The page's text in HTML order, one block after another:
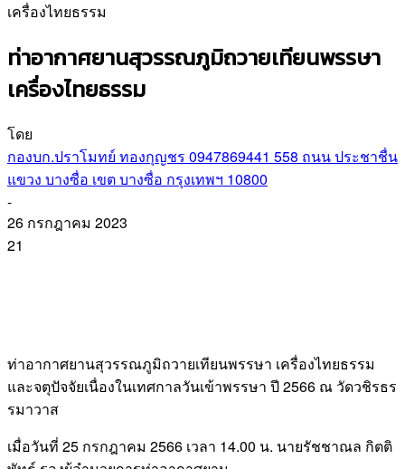
เครื่องไทยธรรม
ท่าอากาศยานสุวรรณภูมิถวายเทียนพรรษา
เครื่องไทยธรรม
โดย
กองบก.ปราโมทย์ ทองกุญชร 0947869441 558 ถนน ประชาชื่น
แขวง บางซื่อ เขต บางซื่อ กรุงเทพฯ 10800
-
26 กรกฎาคม 2023
21
ท่าอากาศยานสุวรรณภูมิถวายเทียนพรรษา เครื่องไทยธรรม
และจตุปัจจัยเนื่องในเทศกาลวันเข้าพรรษา ปี 2566 ณ วัดวชิรธร
รมาวาส
เมื่อวันที่ 25 กรกฎาคม 2566 เวลา 14.00 น. นายรัชชาณล กิตติ